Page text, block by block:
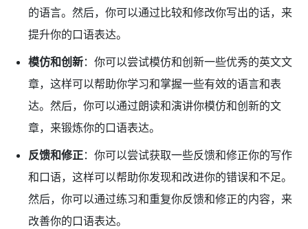
的语言。然后，你可以通过比较和修改你写出的话，来
提升你的口语表达。
模仿和创新：你可以尝试模仿和创新一些优秀的英文文
章，这样可以帮助你学习和掌握一些有效的语言和表
达。然后，你可以通过朗读和演讲你模仿和创新的文
章，来锻炼你的口语表达。
反馈和修正：你可以尝试获取一些反馈和修正你的写作
和口语，这样可以帮助你发现和改进你的错误和不足。
然后，你可以通过练习和重复你反馈和修正的内容，来
改善你的口语表达。